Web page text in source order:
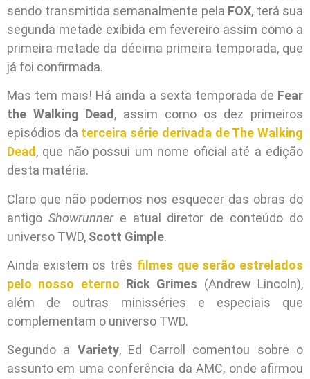
sendo transmitida semanalmente pela FOX, terá sua
segunda metade exibida em fevereiro assim como a
primeira metade da décima primeira temporada, que
já foi confirmada.
Mas tem mais! Há ainda a sexta temporada de Fear
the Walking Dead , assim como os dez primeiros
episódios da terceira série derivada de The Walking
Dead , que não possui um nome oficial até a edição
desta matéria.
Claro que não podemos nos esquecer das obras do
antigo Showrunnere atual diretor de conteúdo do
universo TWD, Scott Gimple.
Ainda existem os três filmes que serão estrelados
pelo nosso eterno Rick Grimes (Andrew Lincoln),
além de outras minisséries e especiais que
complementam o universo TWD.
Segundo a Variety, Ed Carroll comentou sobre o
assunto em uma conferência da AMC, onde afirmou